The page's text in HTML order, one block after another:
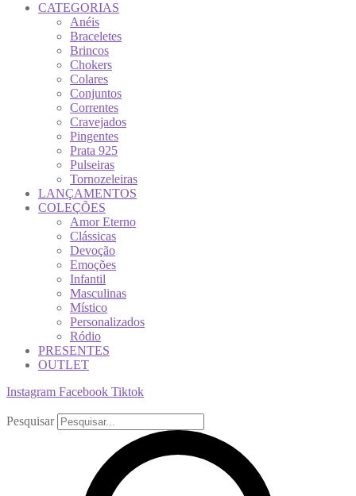
CATEGORIAS
Anéis
Braceletes
Brincos
Chokers
Colares
Conjuntos
Correntes
Cravejados
Pingentes
Prata 925
Pulseiras
Tornozeleiras
LANÇAMENTOS
COLEÇÕES
Amor Eterno
Clássicas
Devoção
Emoções
Infantil
Masculinas
Místico
Personalizados
Ródio
PRESENTES
OUTLET
Instagram Facebook Tiktok
Pesquisar